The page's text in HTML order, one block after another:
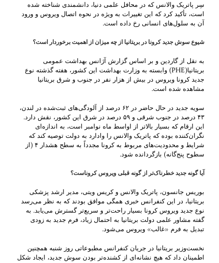
سِر پاتریک والانس که در محافل علمی دنیا، دانشمندی شناخته شده
است، تأکید کرد که این تغییرات به ویژه در نحوه اتصال ویروس و ورود
آن به سلول‌های انسانی رخ داده است.
شیوع سوش جدید کرونا در بریتانیا از چه میزان از اهمیت برخوردار است؟
به نقل از گاردین و بر اساس گزارش آژانس بهداشت عمومی
بریتانیا(PHE) وابسته به وزارت بهداشت این کشور، هفته گذشته نوع
جدید کرونا ویروس در بیش از هزار نفر در جنوب و شرق بریتانیا
مشاهده شده است.
سویه جدید در حال حاضر در ۶۲ درصد از آلودگی‌های ثبت‌شده در لندن،
۴۳ درصد در جنوب شرقی و ۵۹ درصد در شرق این کشور، نقش دارد.
این ارقام که بسیار بالاتر از اواسط ماه نوامبر است، به اندازه‌ای
نگران‌کننده بوده که پاتریک والانس را وادارد به دولت توصیه کند که
شرایط و محدودیت‌های مربوط به کرونا مجدداً به سطح هشدار ۴ (از
سطوح پنج‌گانه) بازگردانده شود.
آیا گونه جدید خطرناک‌‌تر از گونه قبلی ویروس کروناست؟
بوریس جانسون، پاتریک والانس و کریس ویتی، مدیر ارشد پزشکی
بریتانیا، در این کنفرانس خبری همگی موافق بودند که به نظر می‌رسد
نوع جدید ویروس کرونا بسیار راحت‌تر و سریع‌تر گسترش می‌یابد. به
گفته مشاور علمی دولت بریتانیا به احتمال زیاد، فرم جدید به زودی
تبدیل به فرم «غالب» ویروس می‌شود.
نخست‌وزیر بریتانیا در جریان کنفرانس مطبوعاتی روز شنبه همچنین
اطمینان داد که هیچ نشانه‌ای از کشنده‌تر بودن سوش جدید، ایجاد شکل